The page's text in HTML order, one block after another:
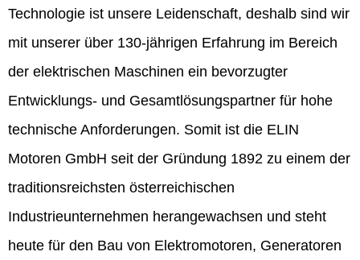
Technologie ist unsere Leidenschaft, deshalb sind wir
mit unserer über 130-jährigen Erfahrung im Bereich
der elektrischen Maschinen ein bevorzugter
Entwicklungs- und Gesamtlösungspartner für hohe
technische Anforderungen. Somit ist die ELIN
Motoren GmbH seit der Gründung 1892 zu einem der
traditionsreichsten österreichischen
Industrieunternehmen herangewachsen und steht
heute für den Bau von Elektromotoren, Generatoren